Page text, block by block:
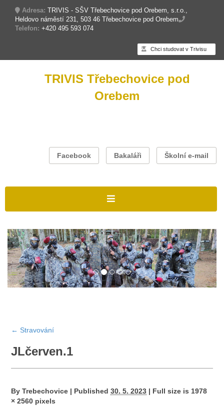
Adresa: TRIVIS - SŠV Třebechovice pod Orebem, s.r.o.,
Heldovo náměstí 231, 503 46 Třebechovice pod Orebem
Telefon: +420 495 593 074
Chci studovat v Trivisu
TRIVIS Třebechovice pod
Orebem
Facebook Bakaláři Školní e-mail
← Stravování
JLčerven.1
By Trebechovice | Published 30. 5. 2023 | Full size is 1978
× 2560 pixels